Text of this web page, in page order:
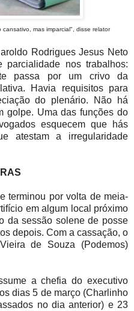
mas imparcial", disse relator
Rodrigues Jesus Neto
parcialidade nos trabalhos:
passa por um crivo da
Havia requisitos para
do plenário. Não há
golpe. Uma das funções do
esquecem que hás
atestam a irregularidade
terminou por volta de meia-
em algum local próximo
da sessão solene de posse
depois. Com a cassação, o
de Souza (Podemos)
a chefia do executivo
dias 5 de março (Charlinho
no dia anterior) e 23